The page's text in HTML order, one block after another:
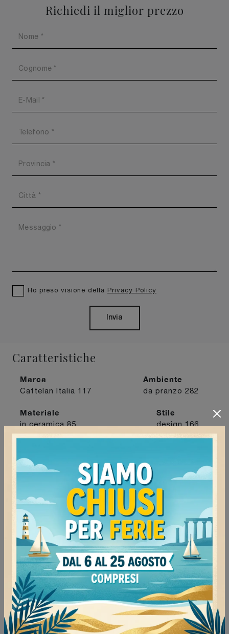
Richiedi il miglior prezzo
Ho preso visione della Privacy Policy
Invia
Caratteristiche
Marca
Cattelan Italia 117
Ambiente
da pranzo 282
Materiale
in ceramica85
Stile
design166
fissi
Milano155 Stradella
Vigevano
134
Continua a navigare
Tavoli Cattelan Italia Milano
Tavoli Cattelan Italia Mede
Tavoli Cattelan Italia Vigevano
Tavoli Cattelan Italia Stradella